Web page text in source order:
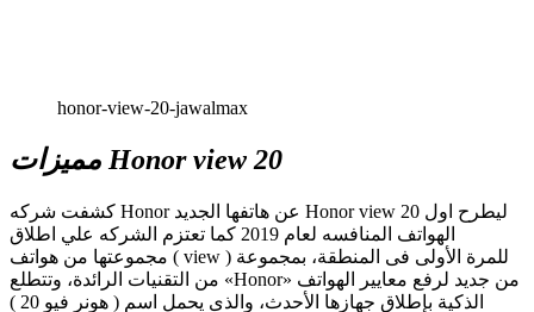
honor-view-20-jawalmax
مميزات Honor view 20
كشفت شركه Honor عن هاتفها الجديد Honor view 20 ليطرح اول
الهواتف المنافسه لعام 2019 كما تعتزم الشركه علي اطلاق
مجموعتها من هواتف ( view ) للمرة الأولى فى المنطقة، بمجموعة
من التقنيات الرائدة، وتتطلع «Honor» من جديد لرفع معايير الهواتف